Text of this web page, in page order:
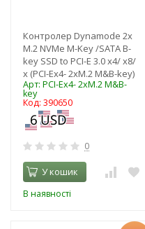
Контролер Dynamode 2х
M.2 NVMe M-Key /SATA B-
key SSD to PCI-E 3.0 x4/ x8/
x (PCI-Ex4- 2xM.2 M&B-key)
Арт: PCI-Ex4- 2xM.2 M&B-
key
Код: 390650
0
У кошик
В наявності